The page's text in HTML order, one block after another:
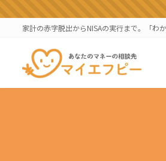
ン
ス
ビ
ン
家計の赤字脱出からNISAの実行まで。「わ